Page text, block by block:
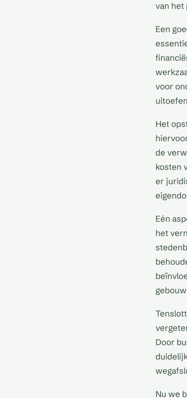
van het
Een
voor
Het
de
kosten
er
Eén
het
Door
Nu we